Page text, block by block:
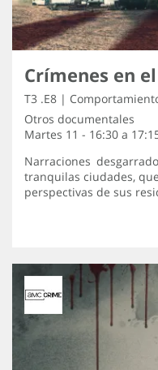
Crímenes en
T3 .E8 |
Otros documentales
Martes 11 - 16:30 a
Narraciones
tranquilas ciudades,
perspectivas de sus